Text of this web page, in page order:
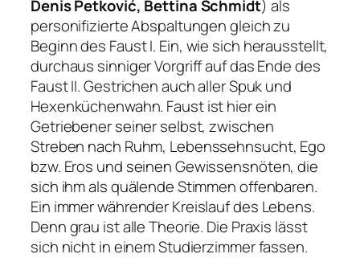
Denis Petković, Bettina Schmidt) als
personifizierte Abspaltungen gleich zu
Beginn des Faust I. Ein, wie sich herausstellt,
durchaus sinniger Vorgriff auf das Ende des
Faust II. Gestrichen auch aller Spuk und
Hexenküchenwahn. Faust ist hier ein
Getriebener seiner selbst, zwischen
Streben nach Ruhm, Lebenssehnsucht, Ego
bzw. Eros und seinen Gewissensnöten, die
sich ihm als quälende Stimmen offenbaren.
Ein immer währender Kreislauf des Lebens.
Denn grau ist alle Theorie. Die Praxis lässt
sich nicht in einem Studierzimmer fassen.